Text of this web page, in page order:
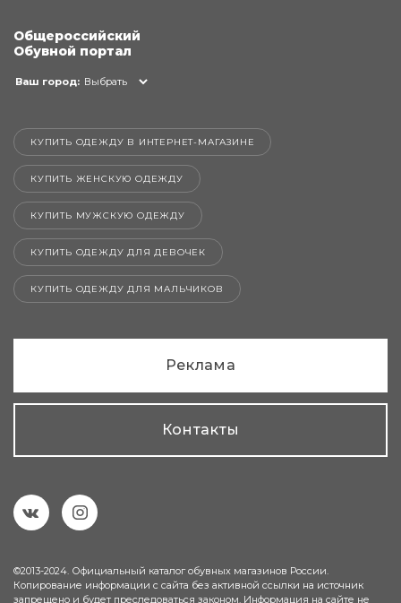
Общероссийский
Обувной портал
Ваш город: Выбрать
КУПИТЬ ОДЕЖДУ В ИНТЕРНЕТ-МАГАЗИНЕ
КУПИТЬ ЖЕНСКУЮ ОДЕЖДУ
КУПИТЬ МУЖСКУЮ ОДЕЖДУ
КУПИТЬ ОДЕЖДУ ДЛЯ ДЕВОЧЕК
КУПИТЬ ОДЕЖДУ ДЛЯ МАЛЬЧИКОВ
Реклама
Контакты
©2013-2024. Официальный каталог обувных магазинов России.
Копирование информации с сайта без активной ссылки на источник
запрещено и будет преследоваться законом. Информация на сайте не